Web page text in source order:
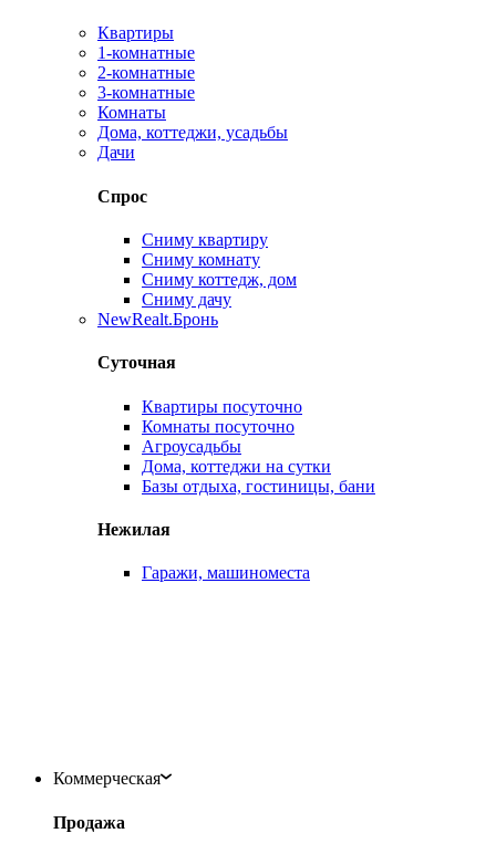
Квартиры
1-комнатные
2-комнатные
3-комнатные
Комнаты
Дома, коттеджи, усадьбы
Дачи
Спрос
Сниму квартиру
Сниму комнату
Сниму коттедж, дом
Сниму дачу
NewRealt.Бронь
Суточная
Квартиры посуточно
Комнаты посуточно
Агроусадьбы
Дома, коттеджи на сутки
Базы отдыха, гостиницы, бани
Нежилая
Гаражи, машиноместа
Коммерческая
Продажа